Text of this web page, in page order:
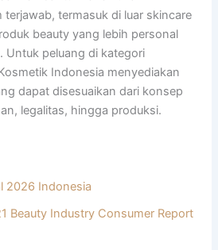
terjawab, termasuk di luar skincare
beauty yang lebih personal
Untuk peluang di kategori
Indonesia menyediakan
dapat disesuaikan dari konsep
legalitas, hingga produksi.
2026 Indonesia
Beauty Industry Consumer Report